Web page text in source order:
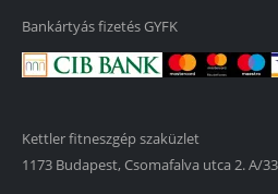
Bankártyás fizetés GYFK
Kettler fitneszgép szaküzlet
1173 Budapest, Csomafalva utca 2. A/